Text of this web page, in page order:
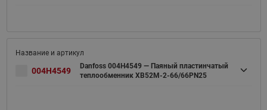
004H4549
Danfoss 004H4549 — Паяный пластинчатый
теплообменник XB52M-2-66/66PN25